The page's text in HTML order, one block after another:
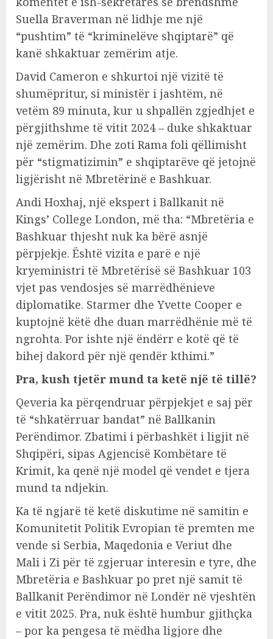
Suella Braverman në lidhje me një
“pushtim” të “kriminelëve shqiptarë” që
kanë shkaktuar zemërim atje.
David Cameron e shkurtoi një vizitë të
shumëpritur, si ministër i jashtëm, në
vetëm 89 minuta, kur u shpallën zgjedhjet e
përgjithshme të vitit 2024 – duke shkaktuar
një zemërim. Dhe zoti Rama foli qëllimisht
për “stigmatizimin” e shqiptarëve që jetojnë
ligjërisht në Mbretërinë e Bashkuar.
Andi Hoxhaj, një ekspert i Ballkanit në
Kings’ College London, më tha: “Mbretëria e
Bashkuar thjesht nuk ka bërë asnjë
përpjekje. Është vizita e parë e një
kryeministri të Mbretërisë së Bashkuar 103
vjet pas vendosjes së marrëdhënieve
diplomatike. Starmer dhe Yvette Cooper e
kuptojnë këtë dhe duan marrëdhënie më të
ngrohta. Por ishte një ëndërr e kotë që të
bihej dakord për një qendër kthimi.”
Pra, kush tjetër mund ta ketë një të tillë?
Qeveria ka përqendruar përpjekjet e saj për
të “shkatërruar bandat” në Ballkanin
Perëndimor. Zbatimi i përbashkët i ligjit në
Shqipëri, sipas Agjencisë Kombëtare të
Krimit, ka qenë një model që vendet e tjera
mund ta ndjekin.
Ka të ngjarë të ketë diskutime në samitin e
Komunitetit Politik Evropian të premten me
vende si Serbia, Maqedonia e Veriut dhe
Mali i Zi për të zgjeruar interesin e tyre, dhe
Mbretëria e Bashkuar po pret një samit të
Ballkanit Perëndimor në Londër në vjeshtën
e vitit 2025. Pra, nuk është humbur gjithçka
– por ka pengesa të mëdha ligjore dhe